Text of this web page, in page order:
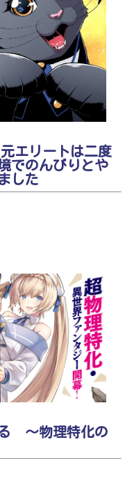
エリートは二度
でのんびりとや
した
～物理特化の